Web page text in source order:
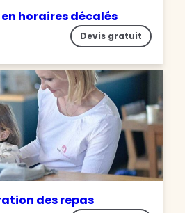
horaires décalés
Devis gratuit
des repas